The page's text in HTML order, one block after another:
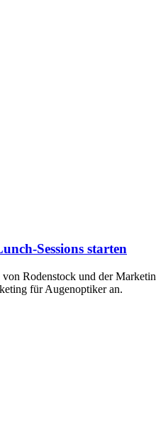
Sessions starten
Rodenstock und der
für Augenoptiker an.